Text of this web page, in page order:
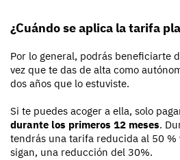
¿Cuándo se aplica la tarifa
Por lo general, podrás beneficiarte
vez que te das de alta como
dos años que lo estuviste.
Si te puedes acoger a ella, solo
durante los primeros 12 meses.
tendrás una tarifa reducida al 50 %
sigan, una reducción del 30%.